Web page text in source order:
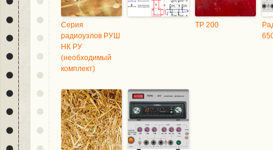
Серия
радиоузлов РУШ
НК РУ
(необходимый
комплект)
ТР 200